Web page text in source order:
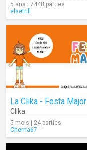
5 ans | 7448 parties
elsetrill
La Clika - Festa Major
Clika
5 mois | 24 parties
Cherna67